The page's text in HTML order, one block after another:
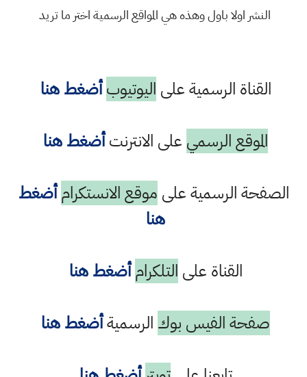
النشر اولا باول وهذه هي المواقع الرسمية اختر ما تريد
القناة الرسمية على اليوتيوب أضغط هنا
الموقع الرسمي على الانترنتأضغط هنا
الصفحة الرسمية على موقع الانستكرام أضغط
هنا
القناة على التلكرام أضغط هنا
صفحة الفيس بوك الرسميةأضغط هنا